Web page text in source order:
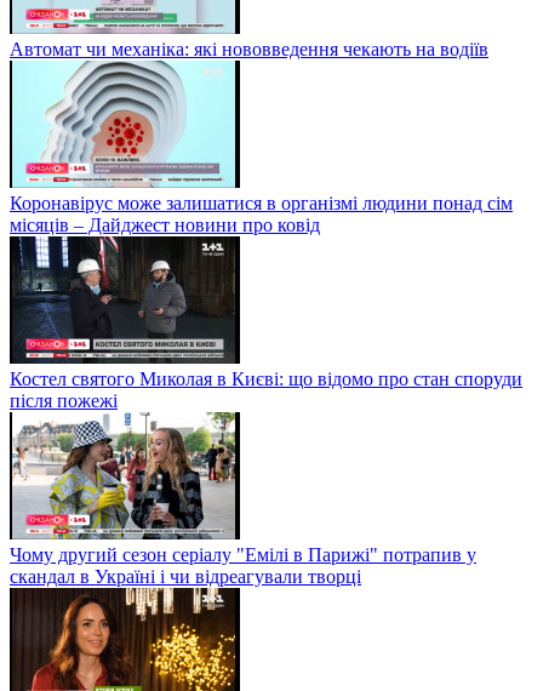
Автомат чи механіка: які нововведення чекають на водіїв
Коронавірус може залишатися в організмі людини понад сім
місяців – Дайджест новини про ковід
Костел святого Миколая в Києві: що відомо про стан споруди
після пожежі
Чому другий сезон серіалу "Емілі в Парижі" потрапив у
скандал в Україні і чи відреагували творці